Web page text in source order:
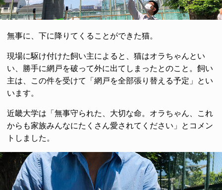
無事に、下に降りてくることができた猫。
現場に駆け付けた飼い主によると、猫はオラちゃんとい
い、勝手に網戸を破って外に出てしまったとのこと。飼い
主は、この件を受けて「網戸を全部張り替える予定」とい
います。
近畿大学は「無事守られた、大切な命。オラちゃん、これ
からも家族みんなにたくさん愛されてください」とコメン
トしました。